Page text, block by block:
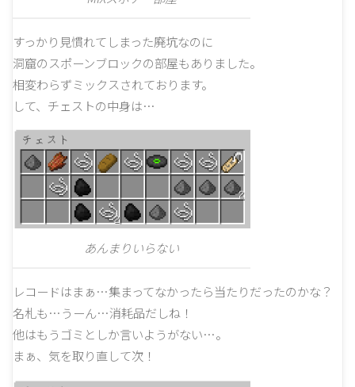
すっかり見慣れてしまった廃坑なのに
洞窟のスポーンブロックの部屋もありました。
相変わらずミックスされております。
して、チェストの中身は…
あんまりいらない
レコードはまぁ…集まってなかったら当たりだったのかな？
名札も…うーん…消耗品だしね！
他はもうゴミとしか言いようがない…。
まぁ、気を取り直して次！